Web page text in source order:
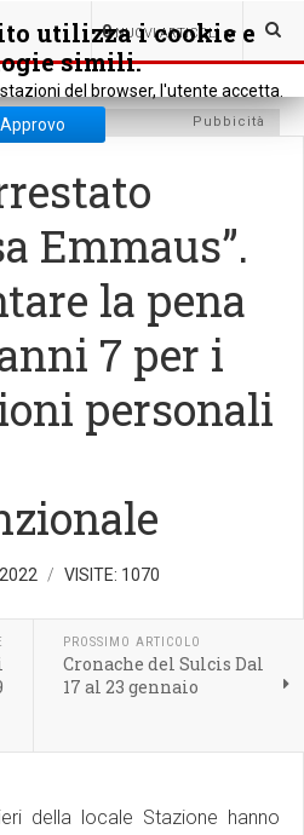
utilizza i cookie e
simili.
del browser, l'utente accetta.
Approvo
0 NUOVI ARTICOLI
LOCALE
Pubbicità
Emmaus”.
la pena
7 per i
personali
VISITE: 1070
PROSSIMO ARTICOLO
Cronache del Sulcis Dal
17 al 23 gennaio
della locale Stazione hanno